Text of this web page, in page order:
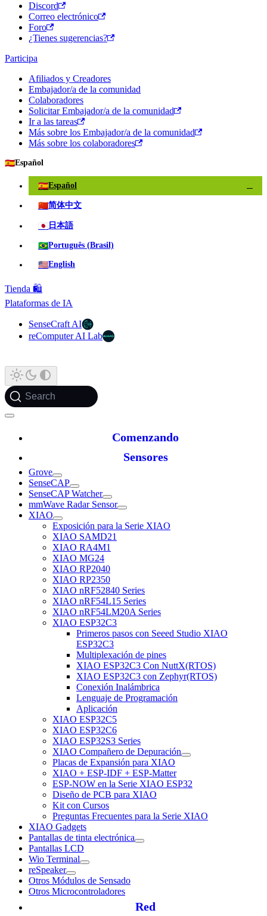
Discord
Correo electrónico
Foro
¿Tienes sugerencias?
Participa
Afiliados y Creadores
Embajador/a de la comunidad
Colaboradores
Solicitar Embajador/a de la comunidad
Ir a las tareas
Más sobre los Embajador/a de la comunidad
Más sobre los colaboradores
🇪🇸Español
🇪🇸Español
🇨🇳简体中文
🇯🇵 日本語
🇧🇷Português (Brasil)
🇺🇸English
Tienda 🛍️
Plataformas de IA
SenseCraft AI
reComputer AI Lab
Search
Comenzando
Sensores
Grove
SenseCAP
SenseCAP Watcher
mmWave Radar Sensor
XIAO
Exposición para la Serie XIAO
XIAO SAMD21
XIAO RA4M1
XIAO MG24
XIAO RP2040
XIAO RP2350
XIAO nRF52840 Series
XIAO nRF54L15 Series
XIAO nRF54LM20A Series
XIAO ESP32C3
Primeros pasos con Seeed Studio XIAO
ESP32C3
Multiplexación de pines
XIAO ESP32C3 Con NuttX(RTOS)
XIAO ESP32C3 con Zephyr(RTOS)
Conexión Inalámbrica
Lenguaje de Programación
Aplicación
XIAO ESP32C5
XIAO ESP32C6
XIAO ESP32S3 Series
XIAO Compañero de Depuración
Placas de Expansión para XIAO
XIAO + ESP-IDF + ESP-Matter
ESP-NOW en la Serie XIAO ESP32
Diseño de PCB para XIAO
Kit con Cursos
Preguntas Frecuentes para la Serie XIAO
XIAO Gadgets
Pantallas de tinta electrónica
Pantallas LCD
Wio Terminal
reSpeaker
Otros Módulos de Sensado
Otros Microcontroladores
Red